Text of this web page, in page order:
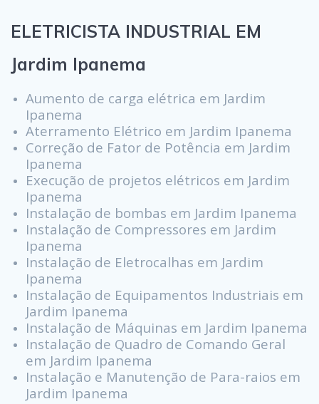
ELETRICISTA INDUSTRIAL EM
Jardim Ipanema
Aumento de carga elétrica em Jardim
Ipanema
Aterramento Elétrico em Jardim Ipanema
Correção de Fator de Potência em Jardim
Ipanema
Execução de projetos elétricos em Jardim
Ipanema
Instalação de bombas em Jardim Ipanema
Instalação de Compressores em Jardim
Ipanema
Instalação de Eletrocalhas em Jardim
Ipanema
Instalação de Equipamentos Industriais em
Jardim Ipanema
Instalação de Máquinas em Jardim Ipanema
Instalação de Quadro de Comando Geral
em Jardim Ipanema
Instalação e Manutenção de Para-raios em
Jardim Ipanema